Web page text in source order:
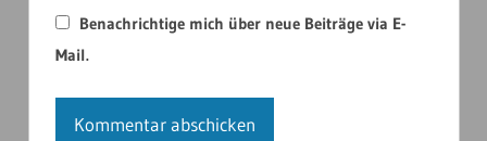
Benachrichtige mich über neue Beiträge via E-
Mail.